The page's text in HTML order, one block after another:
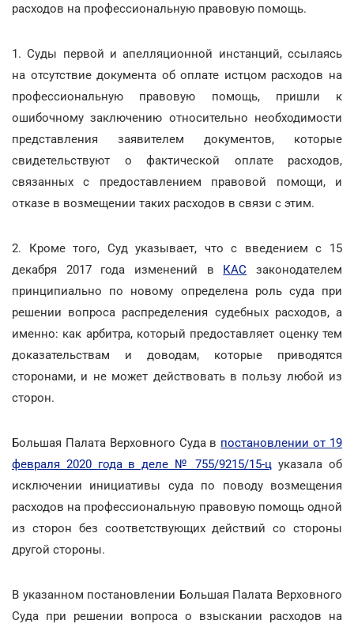
расходов на профессиональную правовую помощь.
1. Суды первой и апелляционной инстанций, ссылаясь
на отсутствие документа об оплате истцом расходов на
профессиональную правовую помощь, пришли к
ошибочному заключению относительно необходимости
представления заявителем документов, которые
свидетельствуют о фактической оплате расходов,
связанных с предоставлением правовой помощи, и
отказе в возмещении таких расходов в связи с этим.
2. Кроме того, Суд указывает, что с введением с 15
декабря 2017 года изменений в КАС законодателем
принципиально по новому определена роль суда при
решении вопроса распределения судебных расходов, а
именно: как арбитра, который предоставляет оценку тем
доказательствам и доводам, которые приводятся
сторонами, и не может действовать в пользу любой из
сторон.
Большая Палата Верховного Суда в постановлении от 19
февраля 2020 года в деле № 755/9215/15-ц указала об
исключении инициативы суда по поводу возмещения
расходов на профессиональную правовую помощь одной
из сторон без соответствующих действий со стороны
другой стороны.
В указанном постановлении Большая Палата Верховного
Суда при решении вопроса о взыскании расходов на